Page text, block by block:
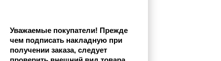
Уважаемые покупатели! Прежде
чем подписать накладную при
получении заказа, следует